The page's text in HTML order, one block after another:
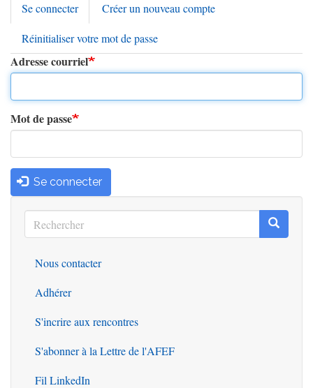
Onglets
principaux
Se connecter(onglet
actif)
Créer un nouveau compte
Réinitialiser votre mot de passe
Adresse courriel
Mot de passe
Se connecter
Rechercher
Rechercher
Outils
Nous contacter
Adhérer
S'incrire aux rencontres
S'abonner à la Lettre de l'AFEF
Fil LinkedIn